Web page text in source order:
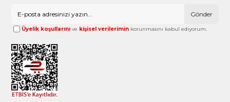
Gönder
Üyelik koşullarını ve kişisel verilerimin korunmasını kabul ediyorum.